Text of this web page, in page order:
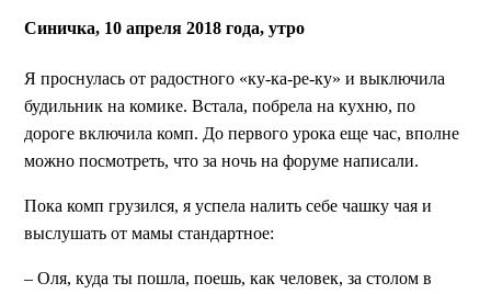
Синичка, 10 апреля 2018 года, утро
Я проснулась от радостного «ку-ка-ре-ку» и выключила
будильник на комике. Встала, побрела на кухню, по
дороге включила комп. До первого урока еще час, вполне
можно посмотреть, что за ночь на форуме написали.
Пока комп грузился, я успела налить себе чашку чая и
выслушать от мамы стандартное:
– Оля, куда ты пошла, поешь, как человек, за столом в